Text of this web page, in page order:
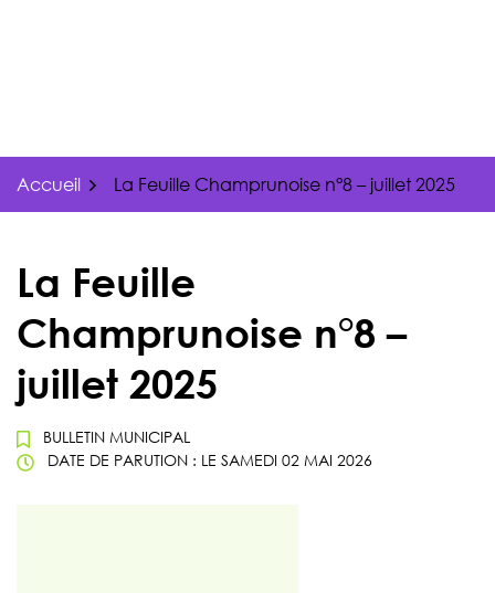
Accueil La Feuille Champrunoise n°8 – juillet 2025
La Feuille
Champrunoise n°8 –
juillet 2025
BULLETIN MUNICIPAL
DATE DE PARUTION : LE SAMEDI 02 MAI 2026